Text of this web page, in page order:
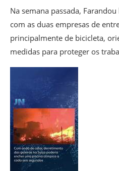
Na semana passada,
com as duas empresas de
principalmente de bicicleta,
medidas para proteger os